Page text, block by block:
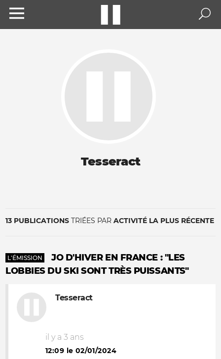
Tesseract
13 PUBLICATIONS TRIÉES PAR ACTIVITÉ LA PLUS RÉCENTE
L'ÉMISSION
JO D'HIVER EN FRANCE : "LES
LOBBIES DU SKI SONT TRÈS PUISSANTS"
Tesseract
il y a 3 ans
12:09 le 02/01/2024